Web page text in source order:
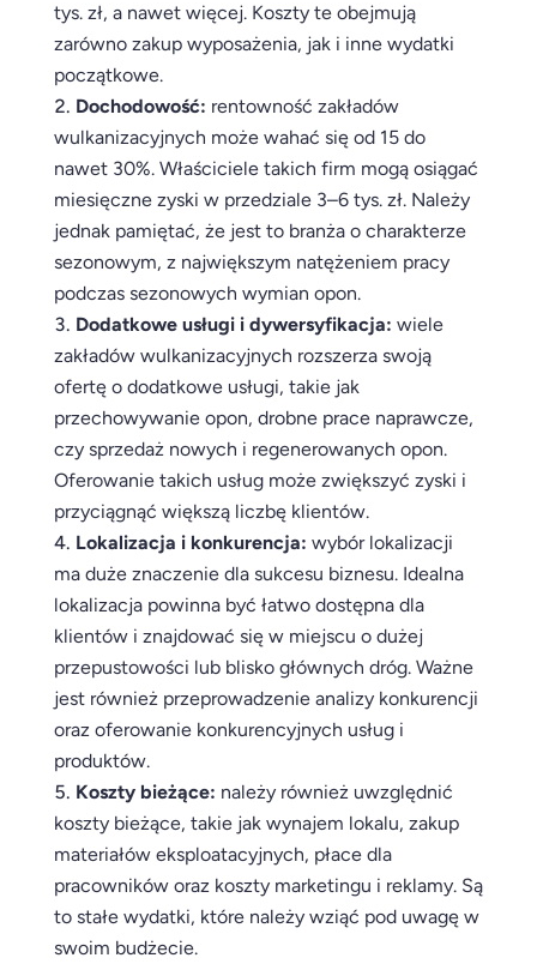
tys. zł, a nawet więcej. Koszty te obejmują
zarówno zakup wyposażenia, jak i inne wydatki
początkowe.
Dochodowość: rentowność zakładów
wulkanizacyjnych może wahać się od 15 do
nawet 30%. Właściciele takich firm mogą osiągać
miesięczne zyski w przedziale 3–6 tys. zł. Należy
jednak pamiętać, że jest to branża o charakterze
sezonowym, z największym natężeniem pracy
podczas sezonowych wymian opon.
Dodatkowe usługi i dywersyfikacja: wiele
zakładów wulkanizacyjnych rozszerza swoją
ofertę o dodatkowe usługi, takie jak
przechowywanie opon, drobne prace naprawcze,
czy sprzedaż nowych i regenerowanych opon.
Oferowanie takich usług może zwiększyć zyski i
przyciągnąć większą liczbę klientów.
Lokalizacja i konkurencja: wybór lokalizacji
ma duże znaczenie dla sukcesu biznesu. Idealna
lokalizacja powinna być łatwo dostępna dla
klientów i znajdować się w miejscu o dużej
przepustowości lub blisko głównych dróg. Ważne
jest również przeprowadzenie analizy konkurencji
oraz oferowanie konkurencyjnych usług i
produktów.
Koszty bieżące: należy również uwzględnić
koszty bieżące, takie jak wynajem lokalu, zakup
materiałów eksploatacyjnych, płace dla
pracowników oraz koszty marketingu i reklamy. Są
to stałe wydatki, które należy wziąć pod uwagę w
swoim budżecie.